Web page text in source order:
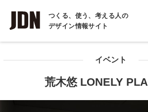
つくる、使う、考える人の
デザイン情報サイト
INTERVIEW
インタビュー
イベント
荒木悠 LONELY